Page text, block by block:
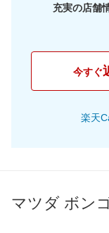
和歌山県
充実の店舗
今すぐ
楽天
マツダ ボン